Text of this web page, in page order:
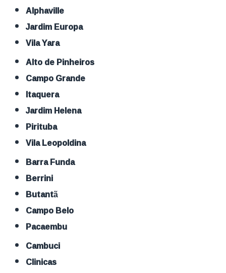
Alphaville
Jardim Europa
Vila Yara
Alto de Pinheiros
Campo Grande
Itaquera
Jardim Helena
Pirituba
Vila Leopoldina
Barra Funda
Berrini
Butantã
Campo Belo
Pacaembu
Cambuci
Clinicas